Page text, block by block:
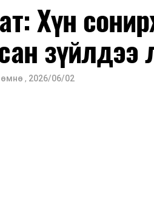
Хүн
зүйлдээ
, 2026/06/02